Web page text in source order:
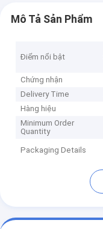
Mô Tả Sản Phẩm
Điểm nổi bật
Chứng nhận
Delivery Time
Hàng hiệu
Minimum Order
Quantity
Packaging Details